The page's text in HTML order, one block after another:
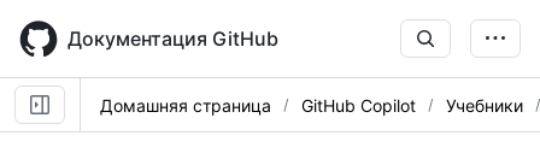
main
content
Документация GitHub
Домашняя страница GitHub Copilot Учебники